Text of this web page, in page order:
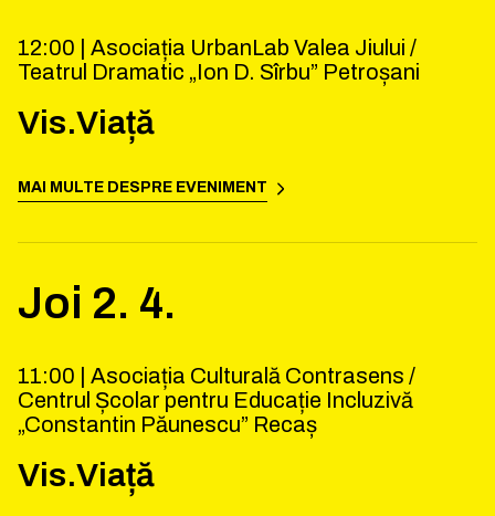
12:00 | Asociația UrbanLab Valea Jiului /
Teatrul Dramatic „Ion D. Sîrbu” Petroșani
Vis.Viață
MAI MULTE DESPRE EVENIMENT
Joi 2. 4.
11:00 | Asociația Culturală Contrasens /
Centrul Școlar pentru Educație Incluzivă
„Constantin Păunescu” Recaș
Vis.Viață